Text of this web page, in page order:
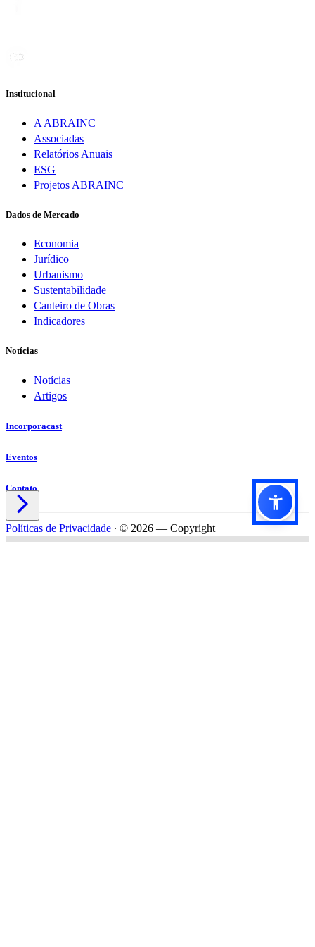
Institucional
A ABRAINC
Associadas
Relatórios Anuais
ESG
Projetos ABRAINC
Dados de Mercado
Economia
Jurídico
Urbanismo
Sustentabilidade
Canteiro de Obras
Indicadores
Notícias
Notícias
Artigos
Incorporacast
Eventos
Contato

Políticas de Privacidade ∙ © 2026 — Copyright